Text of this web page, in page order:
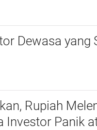
Dewasa yang
Rupiah
Investor Panik